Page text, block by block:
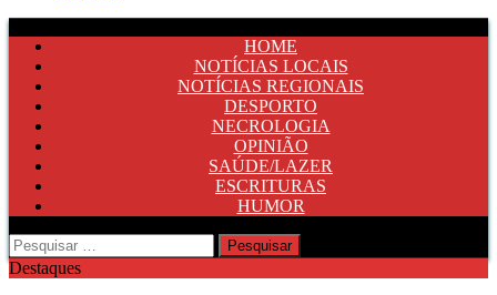
HOME
NOTÍCIAS LOCAIS
NOTÍCIAS REGIONAIS
DESPORTO
NECROLOGIA
OPINIÃO
SAÚDE/LAZER
ESCRITURAS
HUMOR
Pesquisar
por:
Destaques